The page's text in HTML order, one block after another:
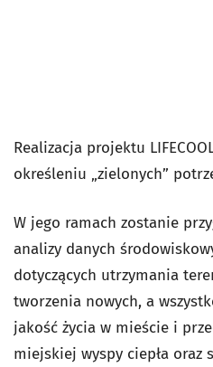
Realizacja projektu
określeniu „zielonych”
W jego ramach zostanie
analizy danych
dotyczących utrzymania
tworzenia nowych, a
jakość życia w mieście i
miejskiej wyspy ciepła oraz